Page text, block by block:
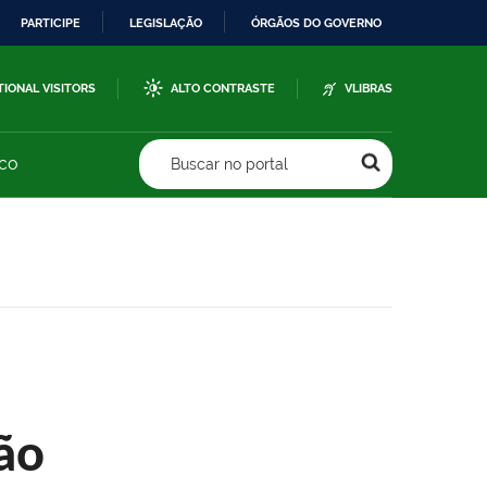
PARTICIPE LEGISLAÇÃO ÓRGÃOS DO GOVERNO
VISITORS ALTO CONTRASTE VLIBRAS
Buscar no portal